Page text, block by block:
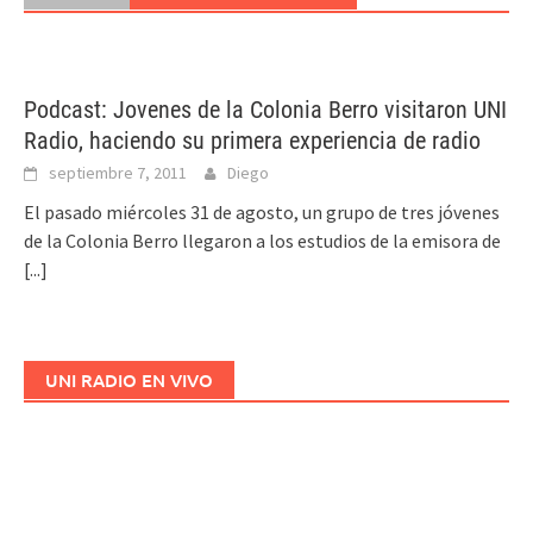
Podcast: Jovenes de la Colonia Berro visitaron UNI
Radio, haciendo su primera experiencia de radio
septiembre 7, 2011 Diego
El pasado miércoles 31 de agosto, un grupo de tres jóvenes
de la Colonia Berro llegaron a los estudios de la emisora de
[...]
UNI RADIO EN VIVO